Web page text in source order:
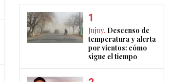
Jujuy. Descenso de
temperatura y alerta
por vientos: cómo
sigue el tiempo